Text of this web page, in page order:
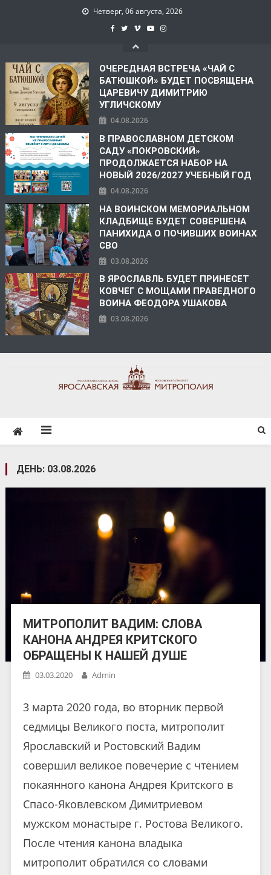
Четверг, 06 августа, 2026
ОЧЕРЕДНАЯ ВСТРЕЧА «ЧАЙ С
БАТЮШКОЙ» БУДЕТ ПОСВЯЩЕНА
ЦАРЕВИЧУ ДИМИТРИЮ
УГЛИЧСКОМУ
04.08.2026
В ПРАВОСЛАВНОМ ДЕТСКОМ
САДУ «ПОКРОВСКИЙ»
ПРОДОЛЖАЕТСЯ НАБОР НА
НОВЫЙ 2026/2027 УЧЕБНЫЙ ГОД
04.08.2026
НА ВОИНСКОМ МЕМОРИАЛЬНОМ
КЛАДБИЩЕ БУДЕТ СОВЕРШЕНА
ПАНИХИДА О ПОЧИВШИХ ВОИНАХ
СВО
03.08.2026
В ЯРОСЛАВЛЬ БУДЕТ ПРИНЕСЕТ
КОВЧЕГ С МОЩАМИ ПРАВЕДНОГО
ВОИНА ФЕОДОРА УШАКОВА
03.08.2026
ДЕНЬ: 03.08.2026
МИТРОПОЛИТ ВАДИМ: СЛОВА
КАНОНА АНДРЕЯ КРИТСКОГО
ОБРАЩЕНЫ К НАШЕЙ ДУШЕ
03.03.2020 Admin
3 марта 2020 года, во вторник первой
седмицы Великого поста, митрополит
Ярославский и Ростовский Вадим
совершил великое повечерие с чтением
покаянного канона Андрея Критского в
Спасо-Яковлевском Димитриевом
мужском монастыре г. Ростова Великого.
После чтения канона владыка
митрополит обратился со словами